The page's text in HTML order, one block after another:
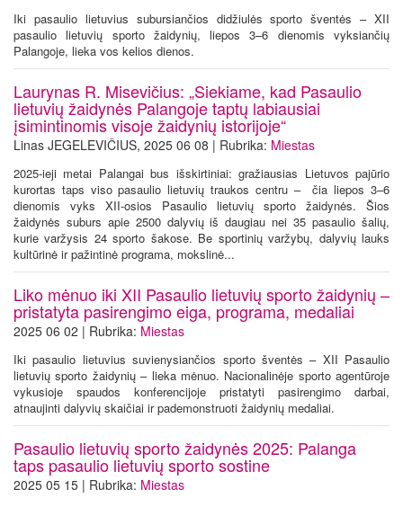
Iki pasaulio lietuvius subursiančios didžiulės sporto šventės – XII
pasaulio lietuvių sporto žaidynių, liepos 3–6 dienomis vyksiančių
Palangoje, lieka vos kelios dienos.
Laurynas R. Misevičius: „Siekiame, kad Pasaulio
lietuvių žaidynės Palangoje taptų labiausiai
įsimintinomis visoje žaidynių istorijoje“
Linas JEGELEVIČIUS, 2025 06 08 | Rubrika: Miestas
2025-ieji metai Palangai bus išskirtiniai: gražiausias Lietuvos pajūrio
kurortas taps viso pasaulio lietuvių traukos centru – čia liepos 3–6
dienomis vyks XII-osios Pasaulio lietuvių sporto žaidynės. Šios
žaidynės suburs apie 2500 dalyvių iš daugiau nei 35 pasaulio šalių,
kurie varžysis 24 sporto šakose. Be sportinių varžybų, dalyvių lauks
kultūrinė ir pažintinė programa, mokslinė...
Liko mėnuo iki XII Pasaulio lietuvių sporto žaidynių –
pristatyta pasirengimo eiga, programa, medaliai
2025 06 02 | Rubrika: Miestas
Iki pasaulio lietuvius suvienysiančios sporto šventės – XII Pasaulio
lietuvių sporto žaidynių – lieka mėnuo. Nacionalinėje sporto agentūroje
vykusioje spaudos konferencijoje pristatyti pasirengimo darbai,
atnaujinti dalyvių skaičiai ir pademonstruoti žaidynių medaliai.
Pasaulio lietuvių sporto žaidynės 2025: Palanga
taps pasaulio lietuvių sporto sostine
2025 05 15 | Rubrika: Miestas